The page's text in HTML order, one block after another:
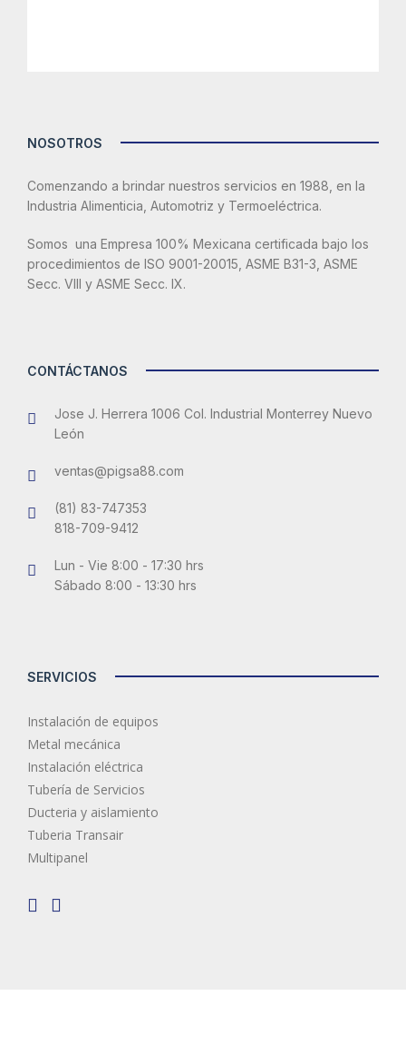
NOSOTROS
Comenzando a brindar nuestros servicios en 1988, en la
Industria Alimenticia, Automotriz y Termoeléctrica.
Somos una Empresa 100% Mexicana certificada bajo los
procedimientos de ISO 9001-20015, ASME B31-3, ASME
Secc. VIII y ASME Secc. IX.
CONTÁCTANOS
Jose J. Herrera 1006 Col. Industrial Monterrey Nuevo
León
ventas@pigsa88.com
(81) 83-747353
818-709-9412
Lun - Vie 8:00 - 17:30 hrs
Sábado 8:00 - 13:30 hrs
SERVICIOS
Instalación de equipos
Metal mecánica
Instalación eléctrica
Tubería de Servicios
Ducteria y aislamiento
Tuberia Transair
Multipanel